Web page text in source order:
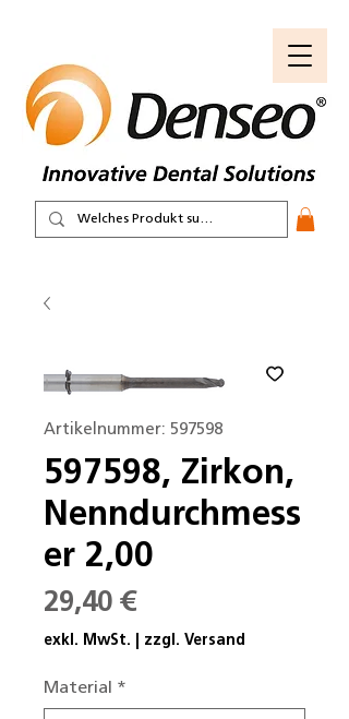
Artikelnummer: 597598
597598, Zirkon,
Nenndurchmess
er 2,00
29,40 €Preis
exkl. MwSt. zzgl. Versand
Material *